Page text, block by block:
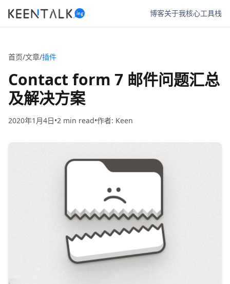
博客关于我核心工具栈
首页/文章/插件
Contact form 7 邮件问题汇总
及解决方案
2020年1月4日•2 •作者: Keen